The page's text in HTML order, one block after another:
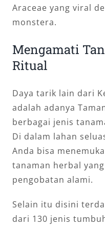
Araceae yang viral
monstera.
Mengamati
Ritual
Daya tarik lain dari
adalah adanya
berbagai jenis
Di dalam lahan
Anda bisa
tanaman herbal
pengobatan alami.
Selain itu disini
dari 130 jenis